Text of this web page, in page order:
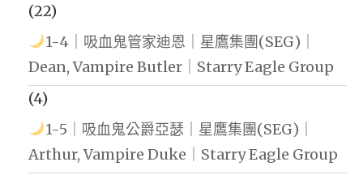
(22)
1-4｜吸血鬼管家迪恩｜星鷹集團(SEG)｜
Dean, Vampire Butler｜Starry Eagle Group
(4)
1-5｜吸血鬼公爵亞瑟｜星鷹集團(SEG)｜
Arthur, Vampire Duke｜Starry Eagle Group